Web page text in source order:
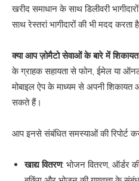
खरीद समाधान के साथ डिलीवरी
साथ रेस्तरां भागीदारों की भी मदद करता
क्या आप ज़ोमैटो सेवाओं के बारे में
के ग्राहक सहायता से फोन, ईमेल या
मोबाइल ऐप के माध्यम से अपनी
सकते हैं।
आप इनसे संबंधित समस्याओं की रिपोर्ट
खाद्य वितरण: भोजन वितरण, ऑर्डर